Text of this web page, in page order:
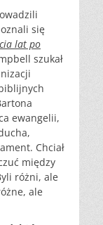
się
lat po
szukał
ewangelii,
Chciał
między
różni, ale
ale